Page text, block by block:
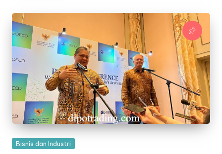
Posted
Bisnis dan Industri